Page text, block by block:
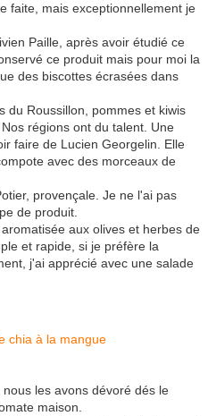
faite, mais exceptionnellement je
Paille, après avoir étudié ce
ce produit mais pour moi la
des biscottes écrasées dans
du Roussillon, pommes et kiwis
régions ont du talent. Une
faire de Lucien Georgelin. Elle
avec des morceaux de
provençale. Je ne l'ai pas
de produit.
aux olives et herbes de
et rapide, si je préfère la
j'ai apprécié avec une salade
les avons dévoré dés le
maison.